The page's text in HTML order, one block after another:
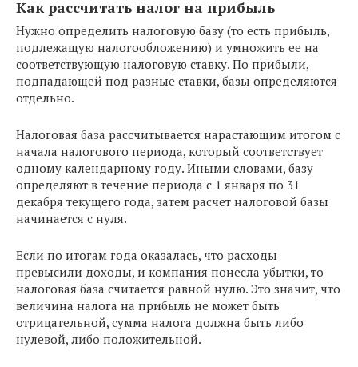
Как рассчитать налог на прибыль
Нужно определить налоговую базу (то есть прибыль,
подлежащую налогообложению) и умножить ее на
соответствующую налоговую ставку. По прибыли,
подпадающей под разные ставки, базы определяются
отдельно.
Налоговая база рассчитывается нарастающим итогом с
начала налогового периода, который соответствует
одному календарному году. Иными словами, базу
определяют в течение периода с 1 января по 31
декабря текущего года, затем расчет налоговой базы
начинается с нуля.
Если по итогам года оказалась, что расходы
превысили доходы, и компания понесла убытки, то
налоговая база считается равной нулю. Это значит, что
величина налога на прибыль не может быть
отрицательной, сумма налога должна быть либо
нулевой, либо положительной.